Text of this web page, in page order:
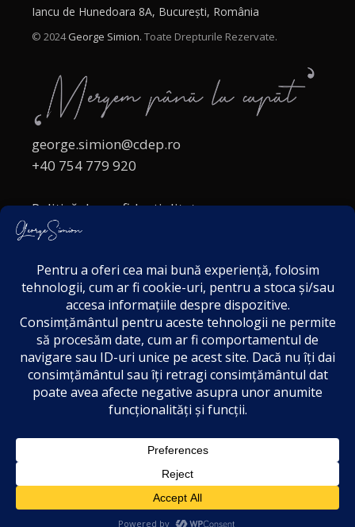
Iancu de Hunedoara 8A, București, România
© 2024George Simion. Toate Drepturile Rezervate.
george.simion@cdep.ro
+40 754 779 920
Politică de confidențialitate
Politica cookies
Acordul de markting
Disclaimer